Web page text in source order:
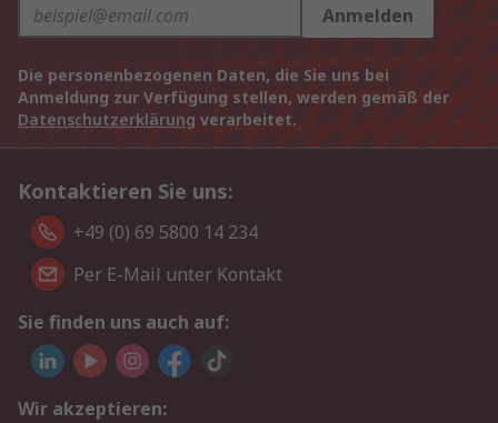
Anmelden
Die personenbezogenen Daten, die Sie uns bei
Anmeldung zur Verfügung stellen, werden gemäß der
Datenschutzerklärung verarbeitet.
Kontaktieren Sie uns:
+49 (0) 69 5800 14 234
Per E-Mail unter Kontakt
Sie finden uns auch auf:
Wir akzeptieren: